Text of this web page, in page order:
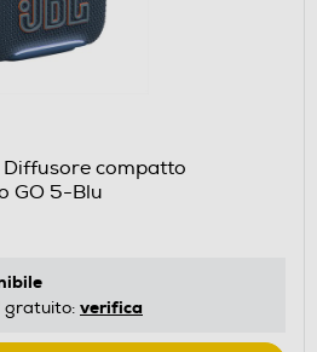
Diffusore compatto
GO 5-Blu
gratuito: verifica